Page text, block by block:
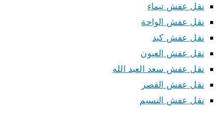
نقل عفش تيماء
نقل عفش الواحة
نقل عفش كبد
نقل عفش العيون
نقل عفش سعد العبد الله
نقل عفش القصر
نقل عفش النسيم